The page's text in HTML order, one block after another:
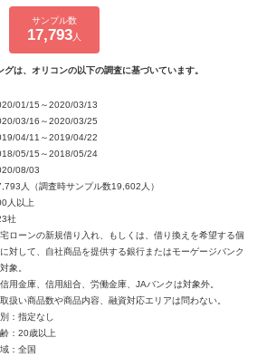
サンプル数
17,793 人
は、オリコンの以下の調査に基づいています。
01/15～2020/03/13
03/16～2020/03/25
04/11～2019/04/22
05/15～2018/05/24
08/03
人（調査時サンプル数19,602人）
人以上
社
ローンの新規借り入れ、もしくは、借り換えを希望する個
に対して、自社商品を提供する銀行またはモーゲージバンク
象。
信用金庫、信用組合、労働金庫、JAバンクは対象外。
取扱い商品数や商品内容、融資対応エリアは問わない。
：指定なし
：20歳以上
：全国